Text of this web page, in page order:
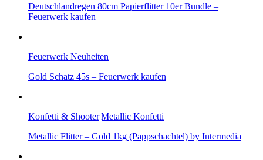
Deutschlandregen 80cm Papierflitter 10er Bundle –
Feuerwerk kaufen
Feuerwerk Neuheiten
Gold Schatz 45s – Feuerwerk kaufen
Konfetti & Shooter|Metallic Konfetti
Metallic Flitter – Gold 1kg (Pappschachtel) by Intermedia